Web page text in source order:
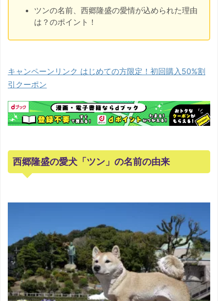
ツンの名前、西郷隆盛の愛情が込められた理由
は？のポイント！
キャンペーンリンク はじめての方限定！初回購入50%割
引クーポン
西郷隆盛の愛犬「ツン」の名前の由来